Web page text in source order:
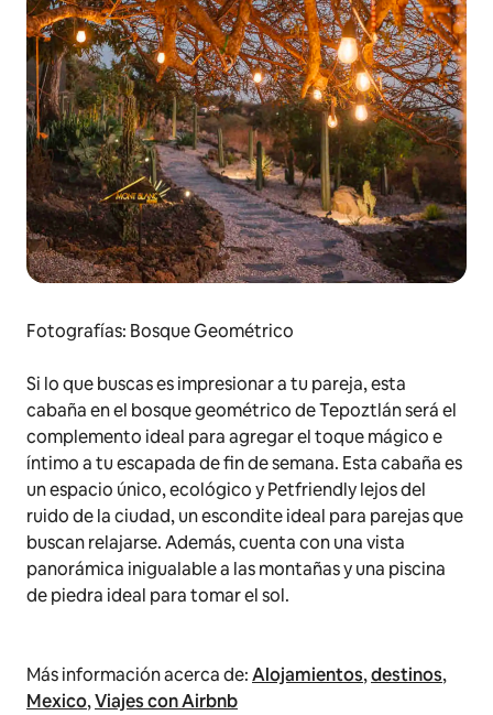
Fotografías: Bosque Geométrico
Si lo que buscas es impresionar a tu pareja, esta
cabaña en el bosque geométrico de Tepoztlán será el
complemento ideal para agregar el toque mágico e
íntimo a tu escapada de fin de semana. Esta cabaña es
un espacio único, ecológico yPetfriendlylejos del
ruido de la ciudad, un escondite ideal para parejas que
buscan relajarse. Además, cuenta con una vista
panorámica inigualable a las montañas y una piscina
de piedra ideal para tomar el sol.
Más información acerca de:Alojamientos,destinos,
Mexico,Viajes con Airbnb